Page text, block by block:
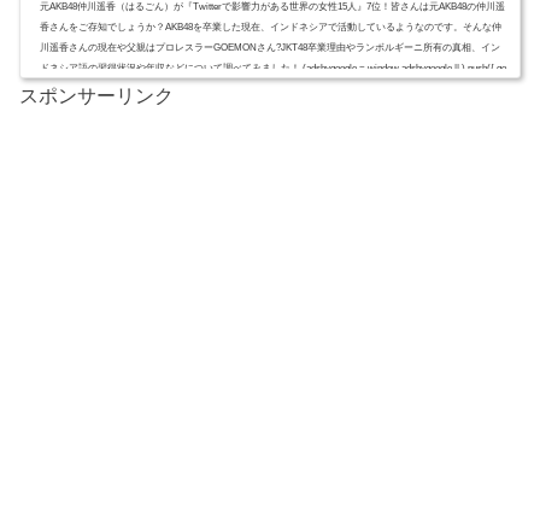
元AKB48仲川遥香（はるごん）が『Twitterで影響力がある世界の女性15人』7位！皆さんは元AKB48の仲川遥
香さんをご存知でしょうか？AKB48を卒業した現在、インドネシアで活動しているようなのです。そんな仲
川遥香さんの現在や父親はプロレスラーGOEMONさん?JKT48卒業理由やランボルギーニ所有の真相、イン
ドネシア語の習得状況や年収などについて調べてみました！ (adsbygoogle = window.adsbygoogle || ).push({ go
ogle_ad_client: "ca-pub-4735429620646332", enable_page_level_ads: true });...
スポンサーリンク